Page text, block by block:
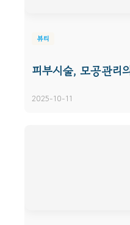
뷰티
피부시술, 모공관리
2025-10-11